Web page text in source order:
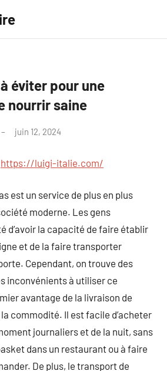
éviter pour une
nourrir saine
juin 12, 2024
https://luigi-italie.com/
est un service de plus en plus
moderne. Les gens
d’avoir la capacité de faire établir
et de la faire transporter
Cependant, on trouve des
inconvénients à utiliser ce
avantage de la livraison de
commodité. Il est facile d’acheter
journaliers et de la nuit, sans
dans un restaurant ou à faire
De plus, le transport de